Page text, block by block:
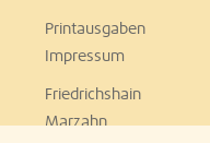
Printausgaben
Impressum
Friedrichshain
Marzahn